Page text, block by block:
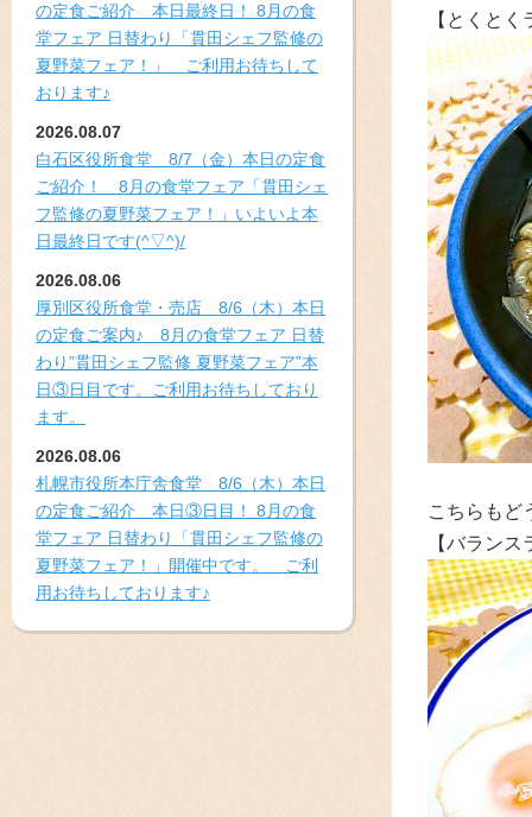
の定食ご紹介 本日最終日！ 8月の食
堂フェア 日替わり「貫田シェフ監修の
夏野菜フェア！」 ご利用お待ちして
おります♪
2026.08.07
白石区役所食堂 8/7（金）本日の定食
ご紹介！ 8月の食堂フェア「貫田シェ
フ監修の夏野菜フェア！」いよいよ本
日最終日です(^▽^)/
2026.08.06
厚別区役所食堂・売店 8/6（木）本日
の定食ご案内♪ 8月の食堂フェア 日替
わり”貫田シェフ監修 夏野菜フェア”本
日③日目です。ご利用お待ちしており
ます。
2026.08.06
札幌市役所本庁舎食堂 8/6（木）本日
の定食ご紹介 本日③日目！ 8月の食
堂フェア 日替わり「貫田シェフ監修の
夏野菜フェア！」開催中です。 ご利
用お待ちしております♪
【とくと
こちらも
【バラン